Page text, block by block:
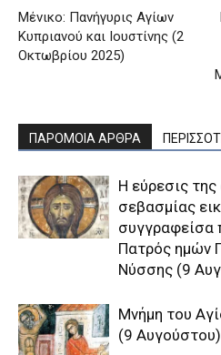
Μένικο: Πανήγυρις Αγίων
Κυπριανού και Ιουστίνης (2
Οκτωβρίου 2025)
ΠΑΡΟΜΟΙΑ ΑΡΘΡΑ
H εύρεσις
σεβασμίας
συγγραφείσα
Πατρός ημών
Nύσσης (9
Μνήμη του
(9 Αυγούστου)